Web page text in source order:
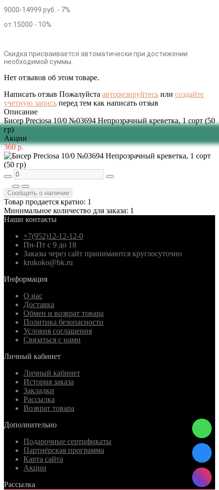
9000-14999 руб. - 7%
от 15000 - 10%
Скидка присваивается автоматически при достижении
необходимой суммы.
Нет отзывов об этом товаре.
Написать отзыв Пожалуйста авторизируйтесь или создайте
учетную запись перед тем как написать отзыв
Описание
Бисер Preciosa 10/0 №03694 Непрозрачный креветка, 1 сорт (50
гр)
Акции
360 р.
Сообщить о наличии
Товар продается кратно: 1
Минимальное количество для заказа: 1
Наши контакты
+7(952)12-12-12-0
Пн-Пт с 9 до 18
Заказы через сайт принимаются круглосуточно
krukoko@bk.ru
Информация
О нас
Доставка
Обмен и возврат товара
Политика безопасности
Условия соглашения
Связаться с нами
Личный кабинет
Личный кабинет
История заказа
Закладки
Рассылка
Возврат товара
Дополнительно
Подарочные сертификаты
Партнёрская программа
Карта сайта
Акции
Рассылка